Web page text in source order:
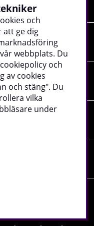
och hitta en shaker som
Shaker
lock och spillfria
i gymväskan.
är tillverkade för att
till?
pre-
andra kosttillskott.
och
att ge dig
webbplats. Du
och
av cookies
och stäng". Du
vilka
under